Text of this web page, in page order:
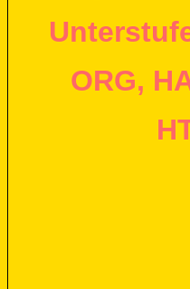
ORG,